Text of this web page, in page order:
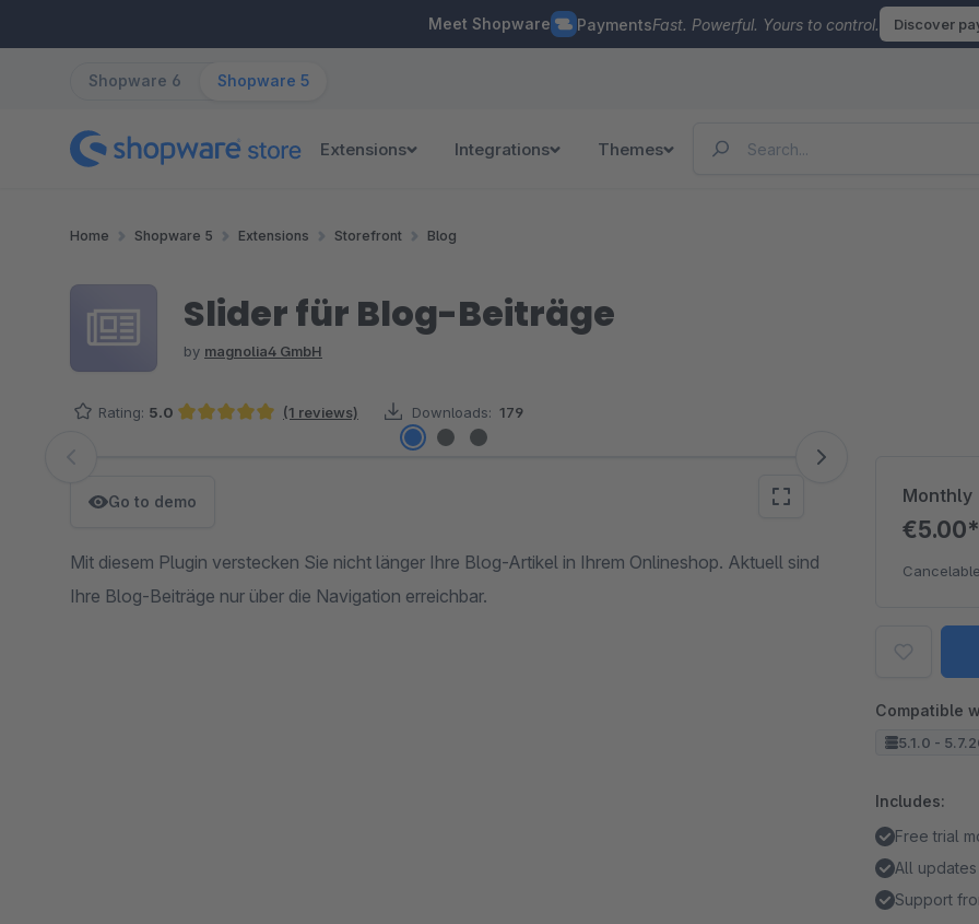
Meet Shopware PaymentsFast. Powerful. Yours to control. Discover
Shopware 6 Shopware 5
Extensions Integrations Themes
Home Shopware 5 Extensions Storefront Blog
Slider für Blog-Beiträge
by magnolia4 GmbH
Rating: 5.0 (1 reviews) Downloads: 179
Skip image gallery
Go to demo
Mit diesem Plugin verstecken Sie nicht länger Ihre Blog-Artikel in Ihrem Onlineshop. Aktuell sind
Ihre Blog-Beiträge nur über die Navigation erreichbar.
Monthly
Compatible
5.1.0 -
Includes:
Free trial
All updates
Support